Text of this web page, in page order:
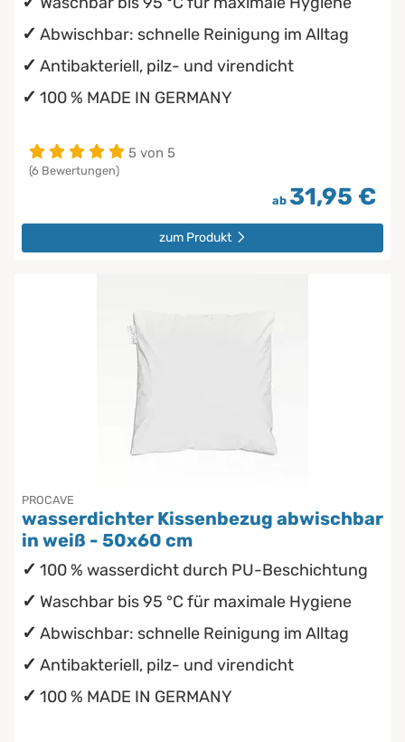
Abwischbar: schnelle Reinigung im Alltag
Antibakteriell, pilz- und virendicht
100 % MADE IN GERMANY
5 von 5
(6 Bewertungen)
ab 31,95 €
zum Produkt
PROCAVE
wasserdichter Kissenbezug abwischbar
in weiß - 50x60 cm
100 % wasserdicht durch PU-Beschichtung
Waschbar bis 95 °C für maximale Hygiene
Abwischbar: schnelle Reinigung im Alltag
Antibakteriell, pilz- und virendicht
100 % MADE IN GERMANY